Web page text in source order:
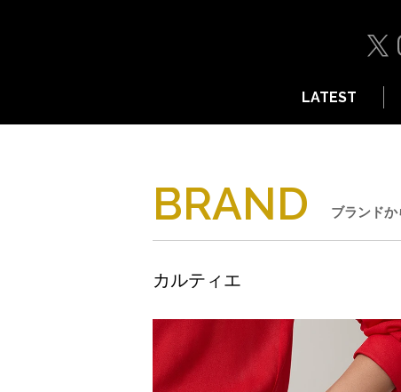
LATEST
BRAND ブランド
カルティエ